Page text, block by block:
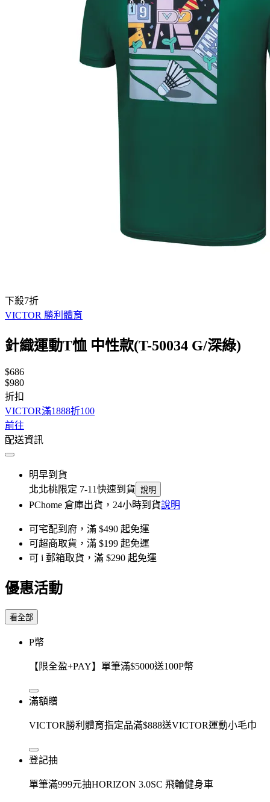
下殺7折
VICTOR 勝利體育
針織運動T恤 中性款(T-50034 G/深綠)
$686
$980
折扣
VICTOR滿1888折100
前往
配送資訊
明早到貨
北北桃限定 7-11快速到貨 說明
PChome 倉庫出貨，24小時到貨說明
可宅配到府，滿 $490 起免運
可超商取貨，滿 $199 起免運
可 i 郵箱取貨，滿 $290 起免運
優惠活動
看全部
P幣
【限全盈+PAY】單筆滿$5000送100P幣
滿額贈
VICTOR勝利體育指定品滿$888送VICTOR運動小毛巾
登記抽
單筆滿999元抽HORIZON 3.0SC 飛輪健身車